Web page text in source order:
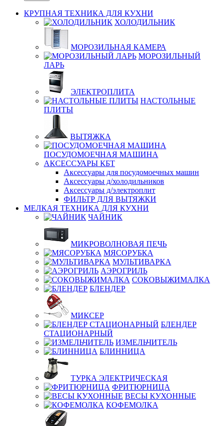
КРУПНАЯ ТЕХНИКА ДЛЯ КУХНИ
ХОЛОДИЛЬНИК
МОРОЗИЛЬНАЯ КАМЕРА
МОРОЗИЛЬНЫЙ
ЛАРЬ
ЭЛЕКТРОПЛИТА
НАСТОЛЬНЫЕ
ПЛИТЫ
ВЫТЯЖКА
ПОСУДОМОЕЧНАЯ МАШИНА
АКСЕССУАРЫ КБТ
Аксессуары для посудомоечных машин
Аксессуары д/холодильников
Аксессуары д/электроплит
ФИЛЬТР ДЛЯ ВЫТЯЖКИ
МЕЛКАЯ ТЕХНИКА ДЛЯ КУХНИ
ЧАЙНИК
МИКРОВОЛНОВАЯ ПЕЧЬ
МЯСОРУБКА
МУЛЬТИВАРКА
АЭРОГРИЛЬ
СОКОВЫЖИМАЛКА
БЛЕНДЕР
МИКСЕР
БЛЕНДЕР
СТАЦИОНАРНЫЙ
ИЗМЕЛЬЧИТЕЛЬ
БЛИННИЦА
ТУРКА ЭЛЕКТРИЧЕСКАЯ
ФРИТЮРНИЦА
ВЕСЫ КУХОННЫЕ
КОФЕМОЛКА